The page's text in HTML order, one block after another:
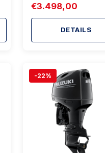
für große Boote
€3.498,00
DETAILS
-22%